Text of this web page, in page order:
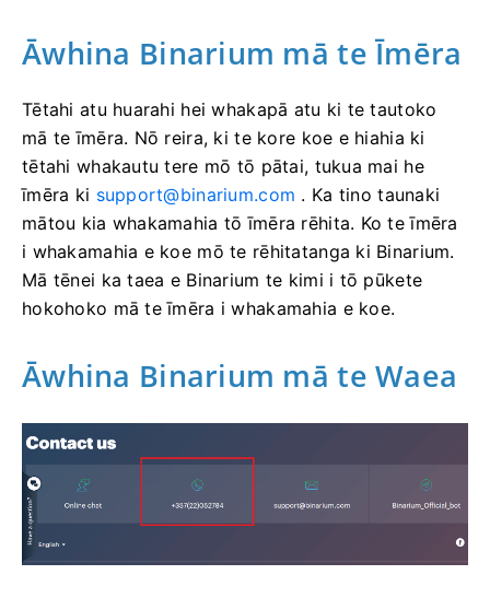
Āwhina Binarium mā te Īmēra
Tētahi atu huarahi hei whakapā atu ki te tautoko
mā te īmēra. Nō reira, ki te kore koe e hiahia ki
tētahi whakautu tere mō tō pātai, tukua mai he
īmēra ki support@binarium.com . Ka tino taunaki
mātou kia whakamahia tō īmēra rēhita. Ko te īmēra
i whakamahia e koe mō te rēhitatanga ki Binarium.
Mā tēnei ka taea e Binarium te kimi i tō pūkete
hokohoko mā te īmēra i whakamahia e koe.
Āwhina Binarium mā te Waea